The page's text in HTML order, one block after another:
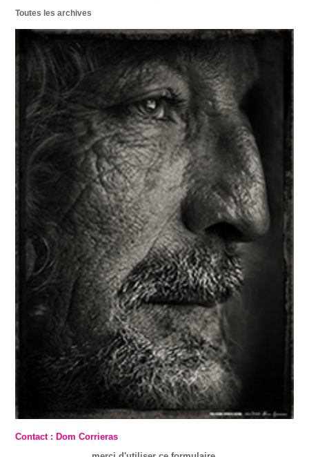
Toutes les archives
Contact : Dom Corrieras